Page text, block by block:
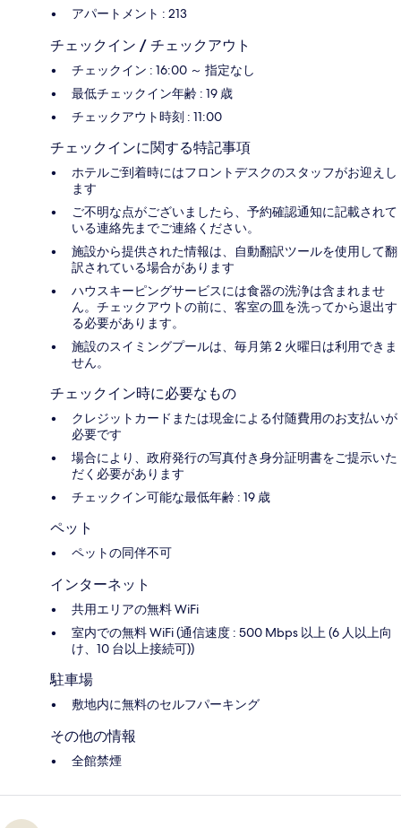
アパートメント : 213
チェックイン / チェックアウト
チェックイン : 16:00 ～ 指定なし
最低チェックイン年齢 : 19 歳
チェックアウト時刻 : 11:00
チェックインに関する特記事項
ホテルご到着時にはフロントデスクのスタッフがお迎えし
ます
ご不明な点がございましたら、予約確認通知に記載されて
いる連絡先までご連絡ください。
施設から提供された情報は、自動翻訳ツールを使用して翻
訳されている場合があります
ハウスキーピングサービスには食器の洗浄は含まれませ
ん。チェックアウトの前に、客室の皿を洗ってから退出す
る必要があります。
施設のスイミングプールは、毎月第 2 火曜日は利用できま
せん。
チェックイン時に必要なもの
クレジットカードまたは現金による付随費用のお支払いが
必要です
場合により、政府発行の写真付き身分証明書をご提示いた
だく必要があります
チェックイン可能な最低年齢 : 19 歳
ペット
ペットの同伴不可
インターネット
共用エリアの無料 WiFi
室内での無料 WiFi (通信速度 : 500 Mbps 以上 (6 人以上向
け、10 台以上接続可))
駐車場
敷地内に無料のセルフパーキング
その他の情報
全館禁煙